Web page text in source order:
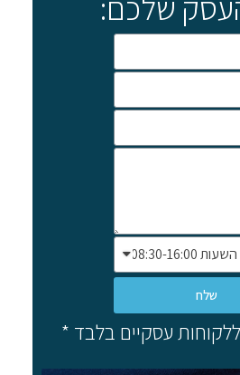
שלח
עסקיים בלבד *